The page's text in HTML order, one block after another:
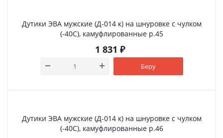
Дутики ЭВА мужские (Д-014 к) на шнуровке с чулком
(-40С), камуфлированные р.45
1 831 ₽
Беру
Дутики ЭВА мужские (Д-014 к) на шнуровке с чулком
(-40С), камуфлированные р.46